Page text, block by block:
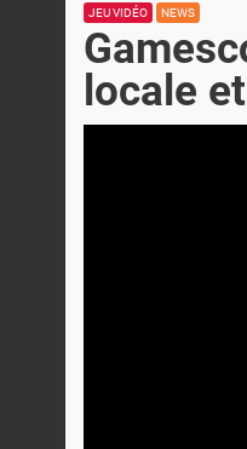
JEU VIDÉO NEWS
locale